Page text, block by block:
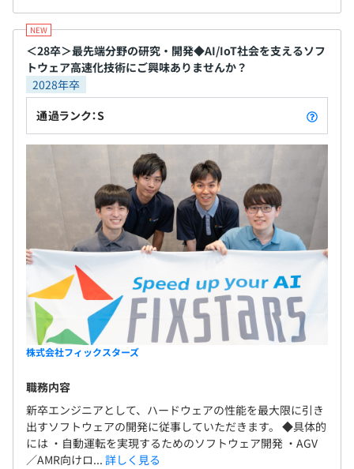
＜28卒＞最先端分野の研究・開発◆AI/IoT社会を支えるソフ
トウェア高速化技術にご興味ありませんか？
2028年卒
通過ランク：S
株式会社フィックスターズ
職務内容
新卒エンジニアとして、ハードウェアの性能を最大限に引き
出すソフトウェアの開発に従事していただきます。 ◆具体的
には ・自動運転を実現するためのソフトウェア開発 ・AGV
／AMR向けロ... 詳しく見る